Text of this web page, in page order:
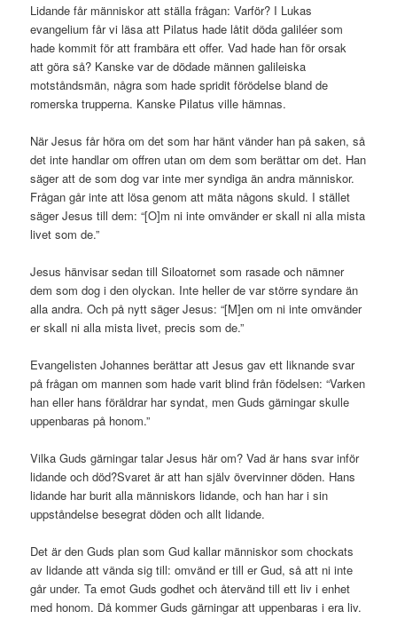
Lidande får människor att ställa frågan: Varför? I Lukas
evangelium får vi läsa att Pilatus hade låtit döda galiléer som
hade kommit för att frambära ett offer. Vad hade han för orsak
att göra så? Kanske var de dödade männen galileiska
motståndsmän, några som hade spridit förödelse bland de
romerska trupperna. Kanske Pilatus ville hämnas.
När Jesus får höra om det som har hänt vänder han på saken, så
det inte handlar om offren utan om dem som berättar om det. Han
säger att de som dog var inte mer syndiga än andra människor.
Frågan går inte att lösa genom att mäta någons skuld. I stället
säger Jesus till dem: “[O]m ni inte omvänder er skall ni alla mista
livet som de.”
Jesus hänvisar sedan till Siloatornet som rasade och nämner
dem som dog i den olyckan. Inte heller de var större syndare än
alla andra. Och på nytt säger Jesus: “[M]en om ni inte omvänder
er skall ni alla mista livet, precis som de.”
Evangelisten Johannes berättar att Jesus gav ett liknande svar
på frågan om mannen som hade varit blind från födelsen: “Varken
han eller hans föräldrar har syndat, men Guds gärningar skulle
uppenbaras på honom.”
Vilka Guds gärningar talar Jesus här om? Vad är hans svar inför
lidande och död?Svaret är att han själv övervinner döden. Hans
lidande har burit alla människors lidande, och han har i sin
uppståndelse besegrat döden och allt lidande.
Det är den Guds plan som Gud kallar människor som chockats
av lidande att vända sig till: omvänd er till er Gud, så att ni inte
går under. Ta emot Guds godhet och återvänd till ett liv i enhet
med honom. Då kommer Guds gärningar att uppenbaras i era liv.